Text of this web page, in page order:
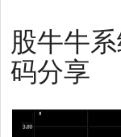
股牛牛
码分享